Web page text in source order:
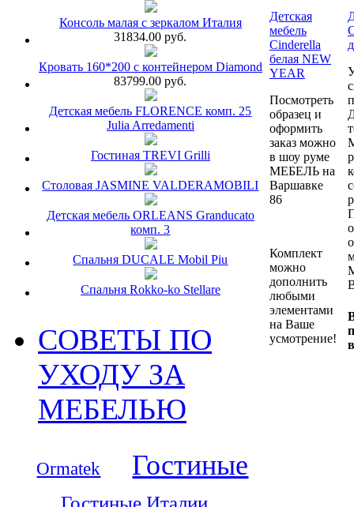
Консоль малая с зеркалом Италия
31834.00 руб.
Кровать 160*200 с контейнером Diamond
83799.00 руб.
Детская мебель FLORENCE комп. 25
Julia Arredamenti
Гостиная TREVI Grilli
Столовая JASMINE VALDERAMOBILI
Детская мебель ORLEANS Granducato
комп. 3
Спальня DUCALE Mobil Piu
Спальня Rokko-ko Stellare
СОВЕТЫ ПО
УХОДУ ЗА
МЕБЕЛЬЮ
Ormatek Гостиные
Гостиные Италии
Детская
мебель
Cinderella
белая NEW
YEAR
Посмотреть
образец и
оформить
заказ можно
в шоу руме
МЕБЕЛЬ на
Варшавке
86
Комплект
можно
дополнить
любыми
элементами
на Ваше
усмотрение!